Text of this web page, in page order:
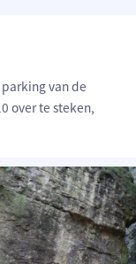
van de
over te steken,